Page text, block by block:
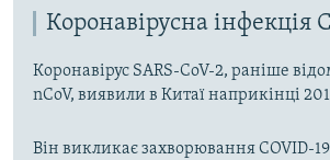
Коронавірусна інфекція
Коронавірус SARS-CoV-2, раніше
nCoV, виявили в Китаї наприкінці
Він викликає захворювання COVID-